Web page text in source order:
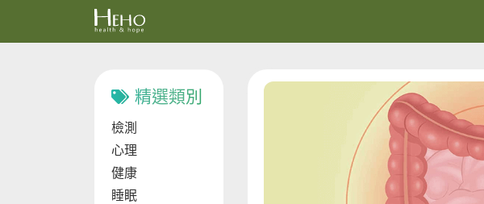
精選類別
檢測
心理
健康
睡眠